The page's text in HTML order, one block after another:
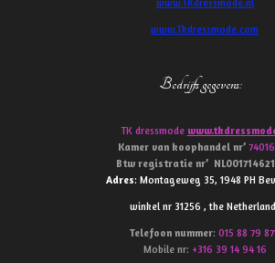
www.TKdressmode.nl
www.Tkdressmode.com
Bedrijfs gegevens:
TK dressmode
Kamer van koophandel nr’
Btw registratie nr’
Adres: Montageweg 35, 1948 PH
winkel nr 31256 , the
Telefoon nummer: 015 88 79
Mobile nr: +316 39 14 94 16